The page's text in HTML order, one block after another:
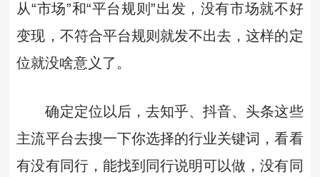
从“市场”和“平台规则”出发，没有市场就不好
变现，不符合平台规则就发不出去，这样的定
位就没啥意义了。
确定定位以后，去知乎、抖音、头条这些
主流平台去搜一下你选择的行业关键词，看看
有没有同行，能找到同行说明可以做，没有同